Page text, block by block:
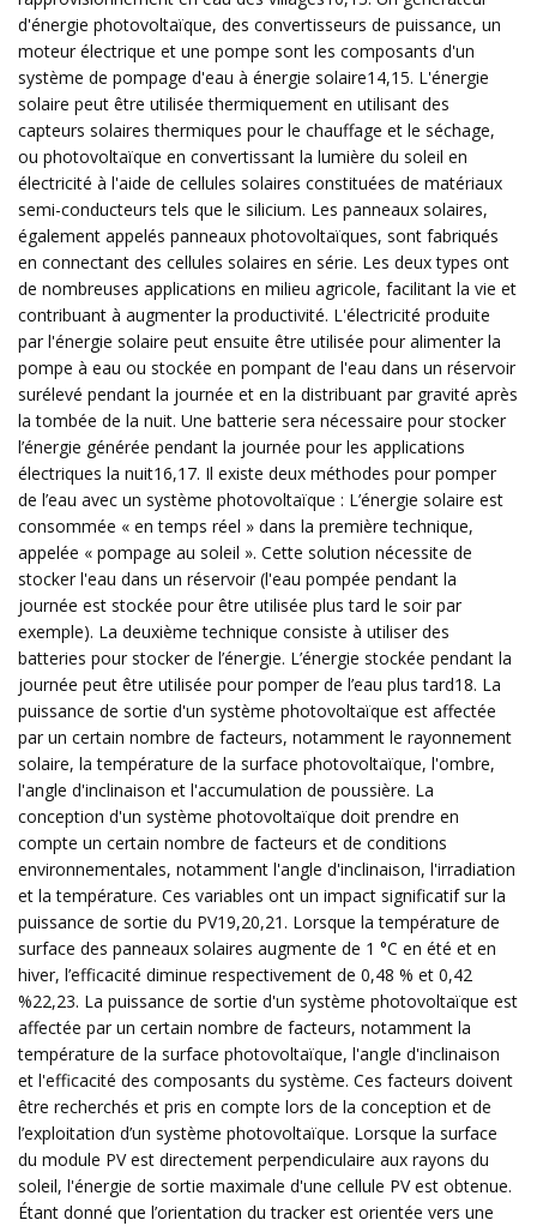
d'énergie photovoltaïque, des convertisseurs de puissance, un
moteur électrique et une pompe sont les composants d'un
système de pompage d'eau à énergie solaire14,15. L'énergie
solaire peut être utilisée thermiquement en utilisant des
capteurs solaires thermiques pour le chauffage et le séchage,
ou photovoltaïque en convertissant la lumière du soleil en
électricité à l'aide de cellules solaires constituées de matériaux
semi-conducteurs tels que le silicium. Les panneaux solaires,
également appelés panneaux photovoltaïques, sont fabriqués
en connectant des cellules solaires en série. Les deux types ont
de nombreuses applications en milieu agricole, facilitant la vie et
contribuant à augmenter la productivité. L'électricité produite
par l'énergie solaire peut ensuite être utilisée pour alimenter la
pompe à eau ou stockée en pompant de l'eau dans un réservoir
surélevé pendant la journée et en la distribuant par gravité après
la tombée de la nuit. Une batterie sera nécessaire pour stocker
l’énergie générée pendant la journée pour les applications
électriques la nuit16,17. Il existe deux méthodes pour pomper
de l’eau avec un système photovoltaïque : L’énergie solaire est
consommée « en temps réel » dans la première technique,
appelée « pompage au soleil ». Cette solution nécessite de
stocker l'eau dans un réservoir (l'eau pompée pendant la
journée est stockée pour être utilisée plus tard le soir par
exemple). La deuxième technique consiste à utiliser des
batteries pour stocker de l’énergie. L’énergie stockée pendant la
journée peut être utilisée pour pomper de l’eau plus tard18. La
puissance de sortie d'un système photovoltaïque est affectée
par un certain nombre de facteurs, notamment le rayonnement
solaire, la température de la surface photovoltaïque, l'ombre,
l'angle d'inclinaison et l'accumulation de poussière. La
conception d'un système photovoltaïque doit prendre en
compte un certain nombre de facteurs et de conditions
environnementales, notamment l'angle d'inclinaison, l'irradiation
et la température. Ces variables ont un impact significatif sur la
puissance de sortie du PV19,20,21. Lorsque la température de
surface des panneaux solaires augmente de 1 °C en été et en
hiver, l’efficacité diminue respectivement de 0,48 % et 0,42
%22,23. La puissance de sortie d'un système photovoltaïque est
affectée par un certain nombre de facteurs, notamment la
température de la surface photovoltaïque, l'angle d'inclinaison
et l'efficacité des composants du système. Ces facteurs doivent
être recherchés et pris en compte lors de la conception et de
l’exploitation d’un système photovoltaïque. Lorsque la surface
du module PV est directement perpendiculaire aux rayons du
soleil, l'énergie de sortie maximale d'une cellule PV est obtenue.
Étant donné que l’orientation du tracker est orientée vers une